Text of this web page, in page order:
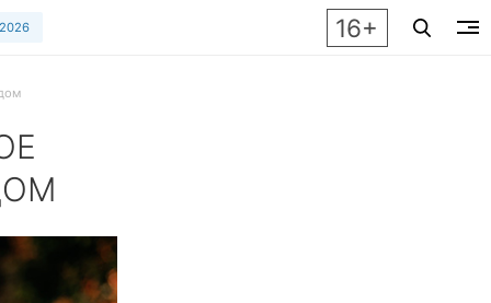
16+
в форме спички, и почему весь мир сходит по нему с